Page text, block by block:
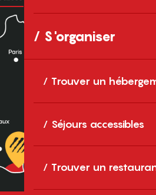
S'organiser
Trouver un
Séjours accessibles
Trouver un